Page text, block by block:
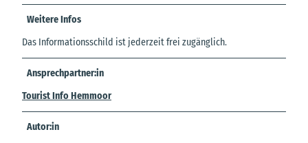
Weitere Infos
Das Informationsschild ist jederzeit frei zugänglich.
Ansprechpartner:in
Tourist Info Hemmoor
Autor:in